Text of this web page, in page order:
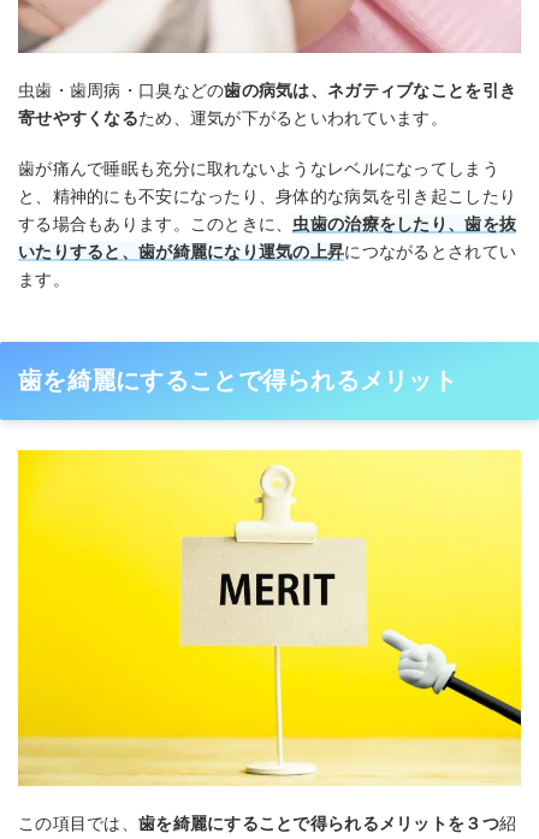
虫歯・歯周病・口臭などの歯の病気は、ネガティブなことを引き
寄せやすくなるため、運気が下がるといわれています。
歯が痛んで睡眠も充分に取れないようなレベルになってしまう
と、精神的にも不安になったり、身体的な病気を引き起こしたり
する場合もあります。このときに、 虫歯の治療をしたり、歯を抜
いたりすると、歯が綺麗になり運気の上昇につながるとされてい
ます。
歯を綺麗にすることで得られるメリット
この項目では、 歯を綺麗にすることで得られるメリットを３つ紹